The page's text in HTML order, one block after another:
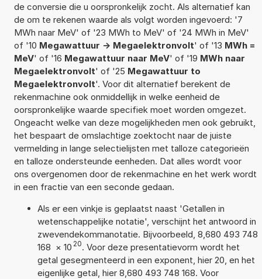
de conversie die u oorspronkelijk zocht. Als alternatief kan
de om te rekenen waarde als volgt worden ingevoerd: '7
MWh naar MeV' of '23 MWh to MeV' of '24 MWh in MeV'
of '10 Megawattuur -> Megaelektronvolt' of '13 MWh =
MeV' of '16 Megawattuur naar MeV' of '19 MWh naar
Megaelektronvolt' of '25 Megawattuur to
Megaelektronvolt'. Voor dit alternatief berekent de
rekenmachine ook onmiddellijk in welke eenheid de
oorspronkelijke waarde specifiek moet worden omgezet.
Ongeacht welke van deze mogelijkheden men ook gebruikt,
het bespaart de omslachtige zoektocht naar de juiste
vermelding in lange selectielijsten met talloze categorieën
en talloze ondersteunde eenheden. Dat alles wordt voor
ons overgenomen door de rekenmachine en het werk wordt
in een fractie van een seconde gedaan.
Als er een vinkje is geplaatst naast 'Getallen in
wetenschappelijke notatie', verschijnt het antwoord in
zwevendekommanotatie. Bijvoorbeeld, 8,680 493 748
168 × 10 20. Voor deze presentatievorm wordt het
getal gesegmenteerd in een exponent, hier 20, en het
eigenlijke getal, hier 8,680 493 748 168. Voor